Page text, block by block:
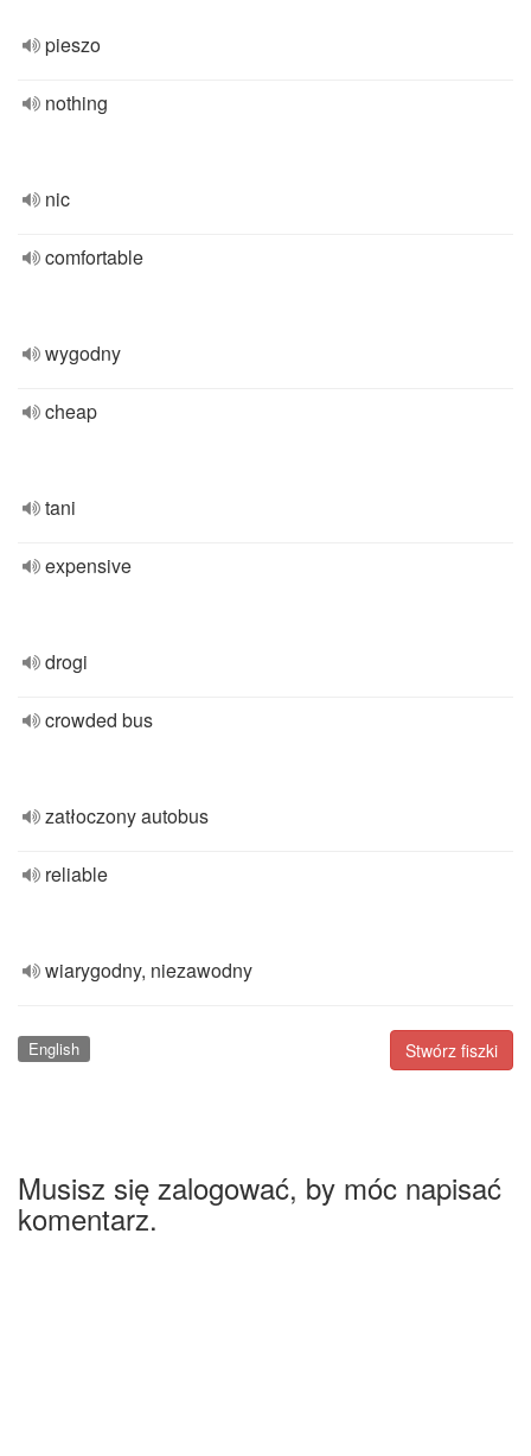
pieszo
nothing
nic
comfortable
wygodny
cheap
tani
expensive
drogi
crowded bus
zatłoczony autobus
reliable
wiarygodny, niezawodny
Stwórz fiszki
English
Musisz się zalogować, by móc napisać
komentarz.